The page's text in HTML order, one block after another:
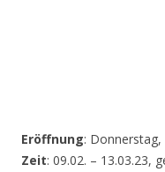
Eröffnung: Donnerstag,
Zeit: 09.02. – 13.03.23,